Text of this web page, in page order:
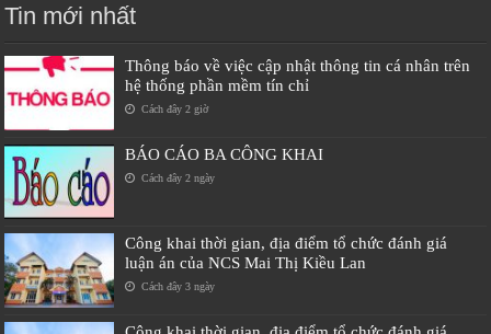
Tin mới nhất
Thông báo về việc cập nhật thông tin cá nhân trên
hệ thống phần mềm tín chỉ
Cách đây 2 giờ
BÁO CÁO BA CÔNG KHAI
Cách đây 2 ngày
Công khai thời gian, địa điểm tổ chức đánh giá
luận án của NCS Mai Thị Kiều Lan
Cách đây 3 ngày